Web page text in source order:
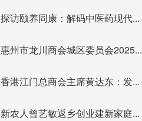
探访颐养同康：解码中医药现代...
惠州市龙川商会城区委员会2025...
香港江门总商会主席黄达东：发...
新农人曾艺敏返乡创业建新家庭...